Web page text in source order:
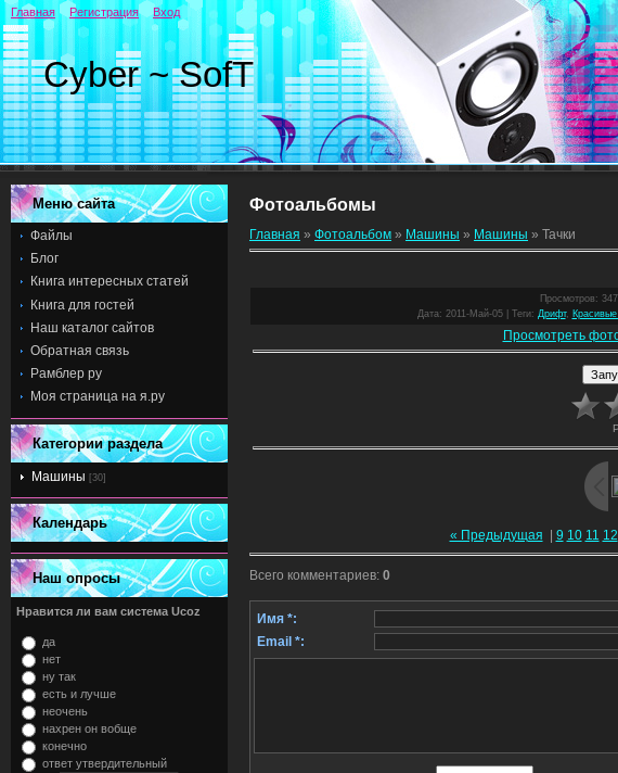
Cyber ~ SofT
Главная Регистрация Вход
Меню сайта
Файлы
Блог
Книга интересных статей
Книга для гостей
Наш каталог сайтов
Обратная связь
Рамблер ру
Моя страница на я.ру
Категории раздела
Машины [30]
Календарь
Наш опросы
Нравится ли вам система Ucoz
да
нет
ну так
есть и лучше
неочень
нахрен он вобще
конечно
ответ утвердительный
Фотоальбомы
Главная » Фотоальбом » Машины » Машины » Тачки
Просмотров: 347
Дата: 2011-Май-05 | Теги: Дрифт,
Просмотреть
« Предыдущая | 9 10 11 12
Всего комментариев: 0
Имя *:
Email *: